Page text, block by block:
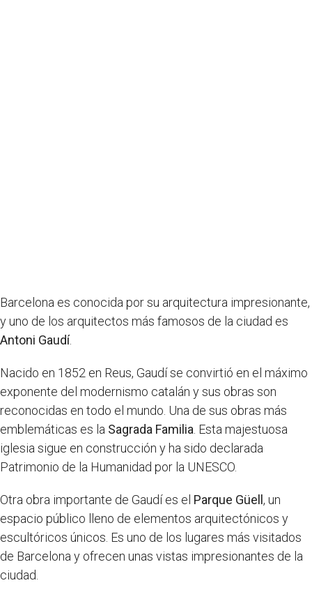
Barcelona es conocida por su arquitectura impresionante,
y uno de los arquitectos más famosos de la ciudad es
Antoni Gaudí.
Nacido en 1852 en Reus, Gaudí se convirtió en el máximo
exponente del modernismo catalán y sus obras son
reconocidas en todo el mundo. Una de sus obras más
emblemáticas es la Sagrada Familia . Esta majestuosa
iglesia sigue en construcción y ha sido declarada
Patrimonio de la Humanidad por la UNESCO.
Otra obra importante de Gaudí es el Parque Güell, un
espacio público lleno de elementos arquitectónicos y
escultóricos únicos. Es uno de los lugares más visitados
de Barcelona y ofrecen unas vistas impresionantes de la
ciudad.